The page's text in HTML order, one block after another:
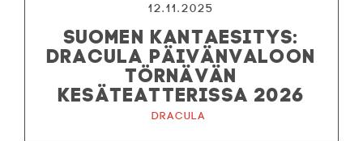
12.11.2025
SUOMEN KANTAESITYS:
DRACULA PÄIVÄNVALOON
TÖRNÄVÄN
KESÄTEATTERISSA 2026
Dracula